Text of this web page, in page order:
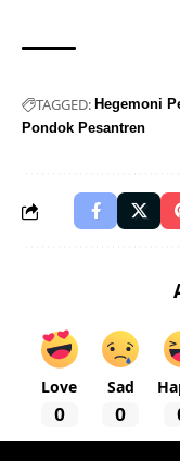
TAGGED: Hegemoni
Pondok Pesantren
Love
0
Sad
0